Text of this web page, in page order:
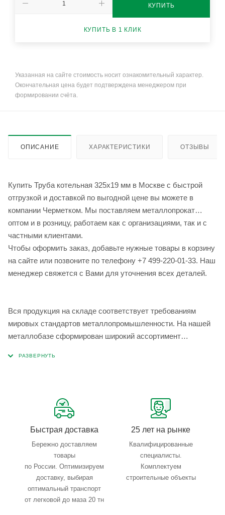
КУПИТЬ
КУПИТЬ В 1 КЛИК
Указанная на сайте стоимость носит ознакомительный характер.
Окончательная цена будет подтверждена менеджером при
формировании счёта.
ОПИСАНИЕ ХАРАКТЕРИСТИКИ ОТЗЫВЫ
Купить Труба котельная 325x19 мм в Москве с быстрой
отгрузкой и доставкой по выгодной цене вы можете в
компании Черметком. Мы поставляем металлопрокат
оптом и в розницу, работаем как с организациями, так и с
частными клиентами.
Чтобы оформить заказ, добавьте нужные товары в корзину
на сайте или позвоните по телефону +7 499-220-01-33. Наш
менеджер свяжется с Вами для уточнения всех деталей.
Вся продукция на складе соответствует требованиям
мировых стандартов металлопромышленности. На нашей
металлобазе сформирован широкий ассортимент
Быстрая доставка
Бережно доставляем
товары
по России. Оптимизируем
доставку, выбирая
оптимальный транспорт
от легковой до маза 20 тн
25 лет на рынке
Квалифицированные
специалисты.
Комплектуем
строительные объекты